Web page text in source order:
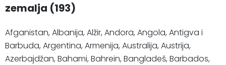
zemalja (193)
Afganistan, Albanija, Alžir, Andora, Angola, Antigva i
Barbuda, Argentina, Armenija, Australija, Austrija,
Azerbajdžan, Bahami, Bahrein, Bangladeš, Barbados,